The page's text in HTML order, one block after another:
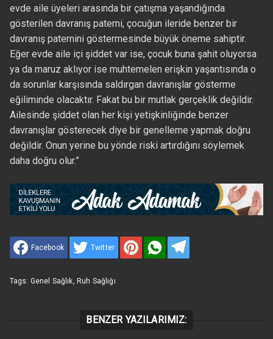
evde aile üyeleri arasında bir çatışma yaşandığında
gösterilen davranış paterni, çocuğun ileride benzer bir
davranış paternini göstermesinde büyük öneme sahiptir.
Eğer evde aile içi şiddet var ise, çocuk buna şahit oluyorsa
ya da maruz aklıyor ise muhtemelen erişkin yaşantısında o
da sorunlar karşısında saldırgan davranışlar gösterme
eğiliminde olacaktır. Fakat bu bir mutlak gerçeklik değildir.
Ailesinde şiddet olan her kişi yetişkinliğinde benzer
davranışlar gösterecek diye bir genelleme yapmak doğru
değildir. Onun yerine bu yönde riski artırdığını söylemek
daha doğru olur.”
Facebook Twitter
Tags: Genel Sağlık Ruh Sağlığı
BENZER YAZILARIMIZ: